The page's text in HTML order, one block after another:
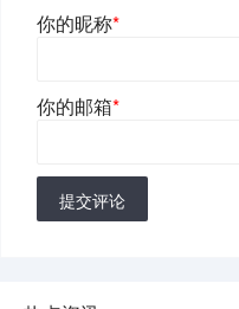
你的昵称*
你的邮箱*
提交评论